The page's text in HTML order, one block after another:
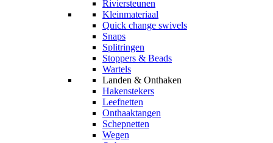
Riviersteunen
Kleinmateriaal
Quick change swivels
Snaps
Splitringen
Stoppers & Beads
Wartels
Landen & Onthaken
Hakenstekers
Leefnetten
Onthaaktangen
Schepnetten
Wegen